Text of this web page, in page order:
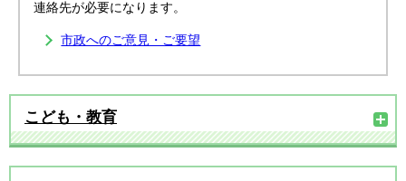
連絡先が必要になります。
市政へのご意見・ご要望
こども・教育